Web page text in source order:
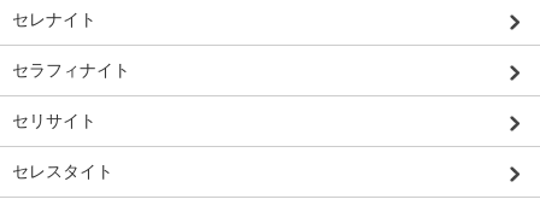
セレナイト
セラフィナイト
セリサイト
セレスタイト